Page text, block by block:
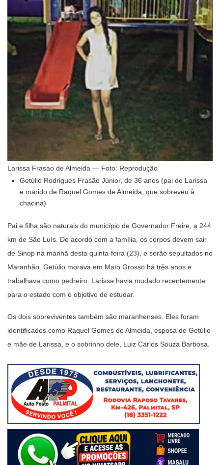
Larissa Frasao de Almeida — Foto: Reprodução
Getúlio Rodrigues Frasão Júnior, de 36 anos (pai de Larissa
e marido de Raquel Gomes de Almeida, que sobreveu à
chacina)
Pai e filha são naturais do município de Governador Freire, a 244
km de São Luís. De acordo com a família, os corpos devem sair
de Sinop na manhã desta quinta-feira (23), e serão sepultados no
Maranhão. Getúlio morava em Mato Grosso há três anos e
trabalhava como pedreiro. Larissa havia mudado recentemente
para o estado com o objetivo de estudar.
Os dois sobreviventes também são maranhenses. Eles foram
identificados como Raquel Gomes de Almeida, esposa de Getúlio
e mãe de Larissa, e o sobrinho dele, Luiz Carlos Souza Barbosa.